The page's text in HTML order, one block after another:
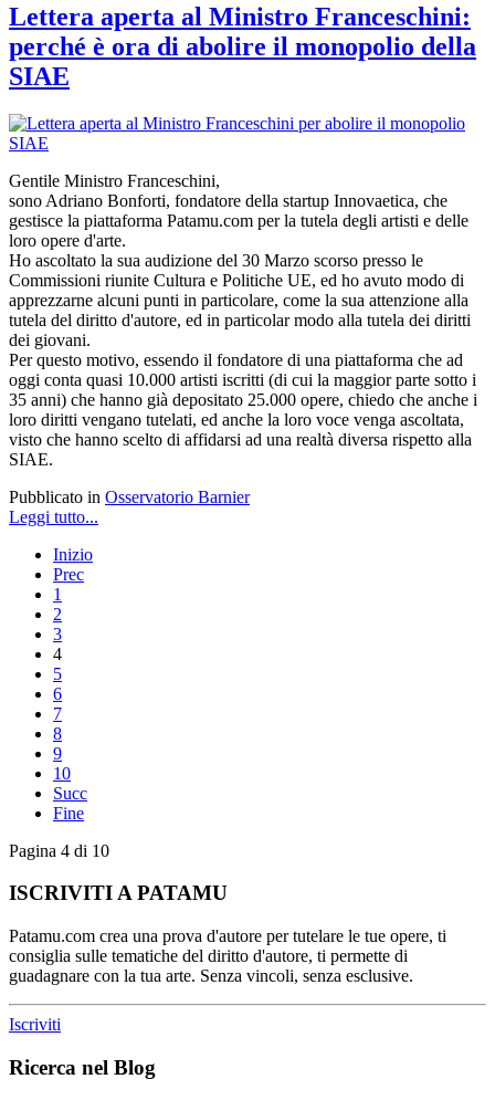
Lettera aperta al Ministro Franceschini:
perché è ora di abolire il monopolio della
SIAE
Gentile Ministro Franceschini,
sono Adriano Bonforti, fondatore della startup Innovaetica, che
gestisce la piattaforma Patamu.com per la tutela degli artisti e delle
loro opere d'arte.
Ho ascoltato la sua audizione del 30 Marzo scorso presso le
Commissioni riunite Cultura e Politiche UE, ed ho avuto modo di
apprezzarne alcuni punti in particolare, come la sua attenzione alla
tutela del diritto d'autore, ed in particolar modo alla tutela dei diritti
dei giovani.
Per questo motivo, essendo il fondatore di una piattaforma che ad
oggi conta quasi 10.000 artisti iscritti (di cui la maggior parte sotto i
35 anni) che hanno già depositato 25.000 opere, chiedo che anche i
loro diritti vengano tutelati, ed anche la loro voce venga ascoltata,
visto che hanno scelto di affidarsi ad una realtà diversa rispetto alla
SIAE.
Pubblicato in Osservatorio Barnier
Leggi tutto...
Inizio
Prec
1
2
3
4
5
6
7
8
9
10
Succ
Fine
Pagina 4 di 10
ISCRIVITI A PATAMU
Patamu.com crea una prova d'autore per tutelare le tue opere, ti
consiglia sulle tematiche del diritto d'autore, ti permette di
guadagnare con la tua arte. Senza vincoli, senza esclusive.
Iscriviti
Ricerca nel Blog